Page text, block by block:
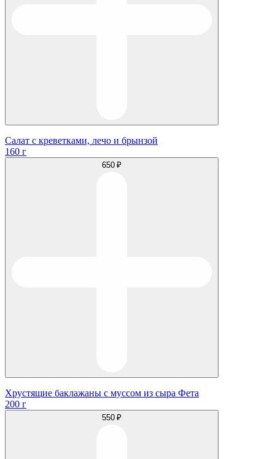
Салат с креветками, лечо и брынзой
160 г
650 ₽
Хрустящие баклажаны с муссом из сыра Фета
200 г
550 ₽